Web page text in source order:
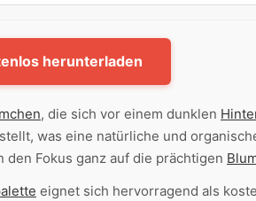
herunterladen
, die sich vor einem dunklen
was eine natürliche und
Fokus ganz auf die prächtigen
eignet sich hervorragend als